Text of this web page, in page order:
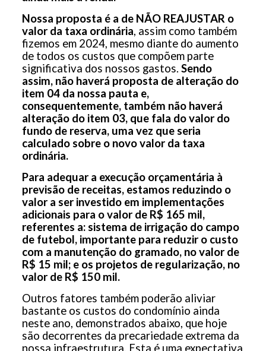
Nossa proposta é a de NÃO REAJUSTAR o
valor da taxa ordinária, assim como também
fizemos em 2024, mesmo diante do aumento
de todos os custos que compõem parte
significativa dos nossos gastos. Sendo
assim, não haverá proposta de alteração do
item 04 da nossa pauta e,
consequentemente, também não haverá
alteração do item 03, que fala do valor do
fundo de reserva, uma vez que seria
calculado sobre o novo valor da taxa
ordinária.
Para adequar a execução orçamentária à
previsão de receitas, estamos reduzindo o
valor a ser investido em implementações
adicionais para o valor de R$ 165 mil,
referentes a: sistema de irrigação do campo
de futebol, importante para reduzir o custo
com a manutenção do gramado, no valor de
R$ 15 mil; e os projetos de regularização, no
valor de R$ 150 mil.
Outros fatores também poderão aliviar
bastante os custos do condomínio ainda
neste ano, demonstrados abaixo, que hoje
são decorrentes da precariedade extrema da
nossa infraestrutura. Esta é uma expectativa